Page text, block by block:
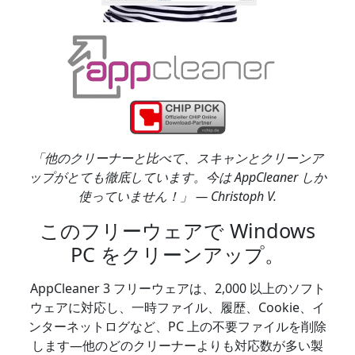
「他のクリーナーと比べて、スキャンとクリーンア
ップがとても徹底しています。今は AppCleaner しか
使っていません！」 — Christoph V.
このフリーウェアで Windows
PC をクリーンアップ。
AppCleaner 3 フリーウェアは、2,000 以上のソフト
ウェアに対応し、一時ファイル、履歴、Cookie、イ
ンターネットログなど、PC 上の不要ファイルを削除
します—他のどのクリーナーよりも対応数が多い製